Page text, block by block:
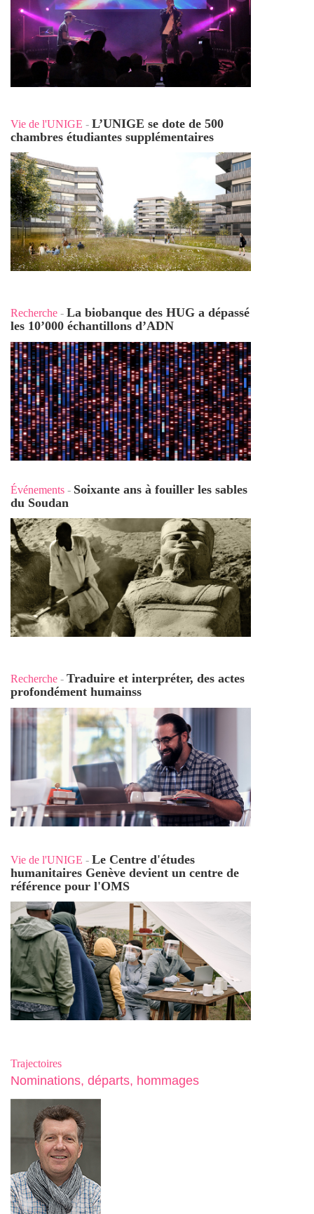
Vie de l'UNIGE - L’UNIGE se dote de 500
chambres étudiantes supplémentaires
Recherche - La biobanque des HUG a dépassé
les 10’000 échantillons d’ADN
Événements - Soixante ans à fouiller les sables
du Soudan
Recherche - Traduire et interpréter, des actes
profondément humainss
Vie de l'UNIGE - Le Centre d'études
humanitaires Genève devient un centre de
référence pour l'OMS
Trajectoires
Nominations, départs, hommages